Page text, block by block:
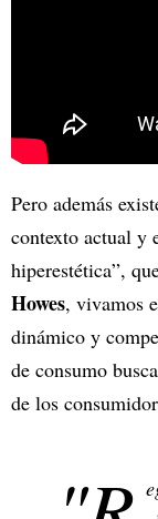
Pero además
contexto actual y
hiperestética”,
Howes, vivamos
dinámico y
de consumo
de los